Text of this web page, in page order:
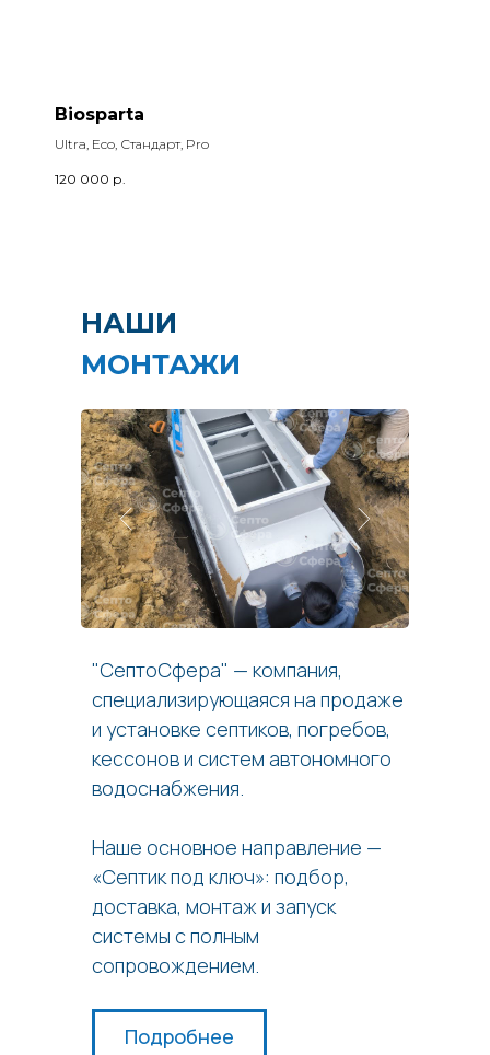
Biosparta
Ultra, Eco, Стандарт, Pro
120 000 р.
НАШИ
МОНТАЖИ
"СептоСфера" — компания,
специализирующаяся на продаже
и установке септиков, погребов,
кессонов и систем автономного
водоснабжения.
Наше основное направление —
«Септик под ключ»: подбор,
доставка, монтаж и запуск
системы с полным
сопровождением.
Подробнее